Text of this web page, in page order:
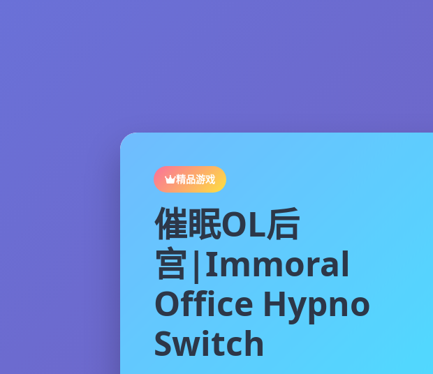
精品游戏
催眠OL后
宫|Immoral
Office Hypno
Switch